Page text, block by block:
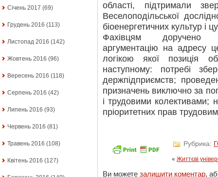
Січень 2017 (69)
Грудень 2016 (113)
Листопад 2016 (142)
Жовтень 2016 (96)
Вересень 2016 (118)
Серпень 2016 (42)
Липень 2016 (93)
Червень 2016 (81)
Травень 2016 (108)
Квітень 2016 (127)
області, підтримали
Веселоподільської
біоенергетичних культур і
Фахівцям доручено
аргументацію на адресу
логікою якої позиція
наступному: потребі
держпідприємств;
призначень виключно за
і трудовими колективами;
пріоритетних прав
Рубрика:
« Життєві
Ви можете залишити коментар,